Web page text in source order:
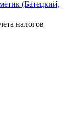
(Батецкий,
налогов